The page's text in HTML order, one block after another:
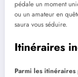
pédale un moment
ou un amateur en
saura vous séduire.
Itinéraires
Parmi les